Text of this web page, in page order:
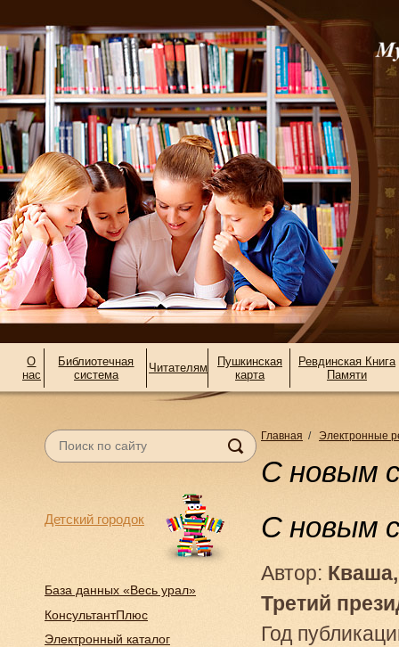
О
нас
Библиотечная
система
Читателям
Пушкинская
карта
Ревдинская Книга
Памяти
Детский городок
База данных «Весь урал»
КонсультантПлюс
Электронный каталог
Главная / Электронные
С новым
С новым
Автор:
Третий
Год